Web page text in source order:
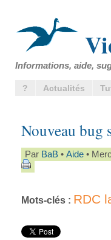
Informations, aide,
? Actualités
Nouveau bug
Par BaB • Aide •
Mots-clés : RDC